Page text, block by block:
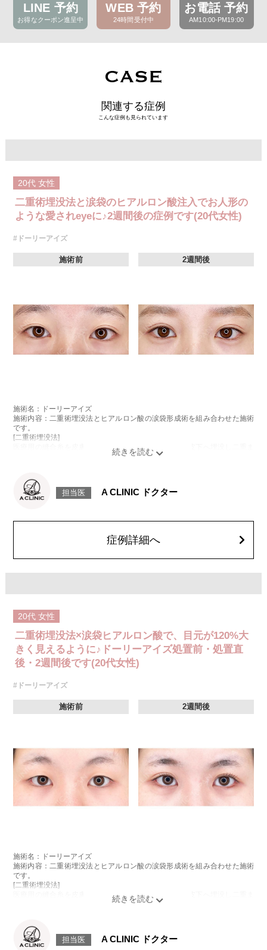
LINE 予約
お得なクーポン進呈中
WEB 予約
24時間受付中
お電話 予約
AM10:00-PM19:00
CASE
関連する症例
こんな症例も見られています
20代 女性
二重術埋没法と涙袋のヒアルロン酸注入でお人形の
ような愛されeyeに♪2週間後の症例です(20代女性)
#ドーリーアイズ
施術前 2週間後
施術名：ドーリーアイズ
施術内容：二重術埋没法とヒアルロン酸の涙袋形成術を組み合わせた施術
です。
[二重術埋没法]
医療用の縫合糸を皮膚から瞼板に通し、結紮した糸を皮下へ埋没し二重ま
施術時間：約15～20分程
リスク、副作用：腫れ、内出血、疼痛、目がごろごろする違和感などが術
症、血管閉塞などが生じることがございます。注入箇所を強く刺激するよ
うなマッサージは1〜2週間ほどお控えください。
費用：モニター価格54,800円(税込)
担当医 A CLINIC ドクター
症例詳細へ
20代 女性
二重術埋没法×涙袋ヒアルロン酸で、目元が120%大
きく見えるように♪ドーリーアイズ処置前・処置直
後・2週間後です(20代女性)
#ドーリーアイズ
施術前 2週間後
施術名：ドーリーアイズ
施術内容：二重術埋没法とヒアルロン酸の涙袋形成術を組み合わせた施術
です。
[二重術埋没法]
医療用の縫合糸を皮膚から瞼板に通し、結紮した糸を皮下へ埋没し二重ま
施術時間：約15～20分程
リスク、副作用：腫れ、内出血、疼痛、目がごろごろする違和感などが術
担当医 A CLINIC ドクター